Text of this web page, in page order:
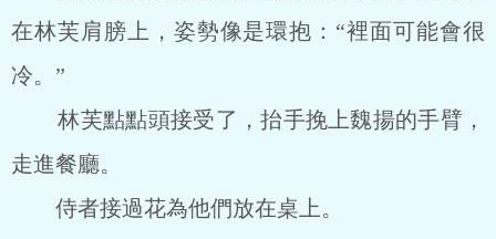
在林芙肩膀上，姿勢像是環抱：“裡面可能會很
冷。”
林芙點點頭接受了，抬手挽上魏揚的手臂，
走進餐廳。
侍者接過花為他們放在桌上。